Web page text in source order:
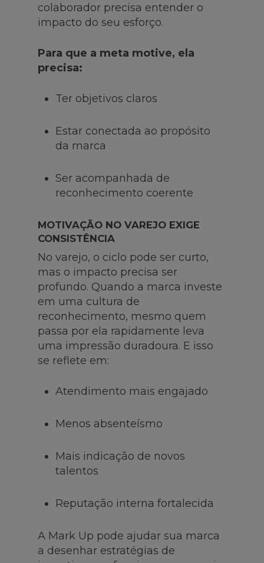
colaborador precisa entender o
impacto do seu esforço.
Para que a meta motive, ela
precisa:
Ter objetivos claros
Estar conectada ao propósito
da marca
Ser acompanhada de
reconhecimento coerente
MOTIVAÇÃO NO VAREJO EXIGE
CONSISTÊNCIA
No varejo, o ciclo pode ser curto,
mas o impacto precisa ser
profundo. Quando a marca investe
em uma cultura de
reconhecimento, mesmo quem
passa por ela rapidamente leva
uma impressão duradoura. E isso
se reflete em:
Atendimento mais engajado
Menos absenteísmo
Mais indicação de novos
talentos
Reputação interna fortalecida
A Mark Up pode ajudar sua marca
a desenhar estratégias de